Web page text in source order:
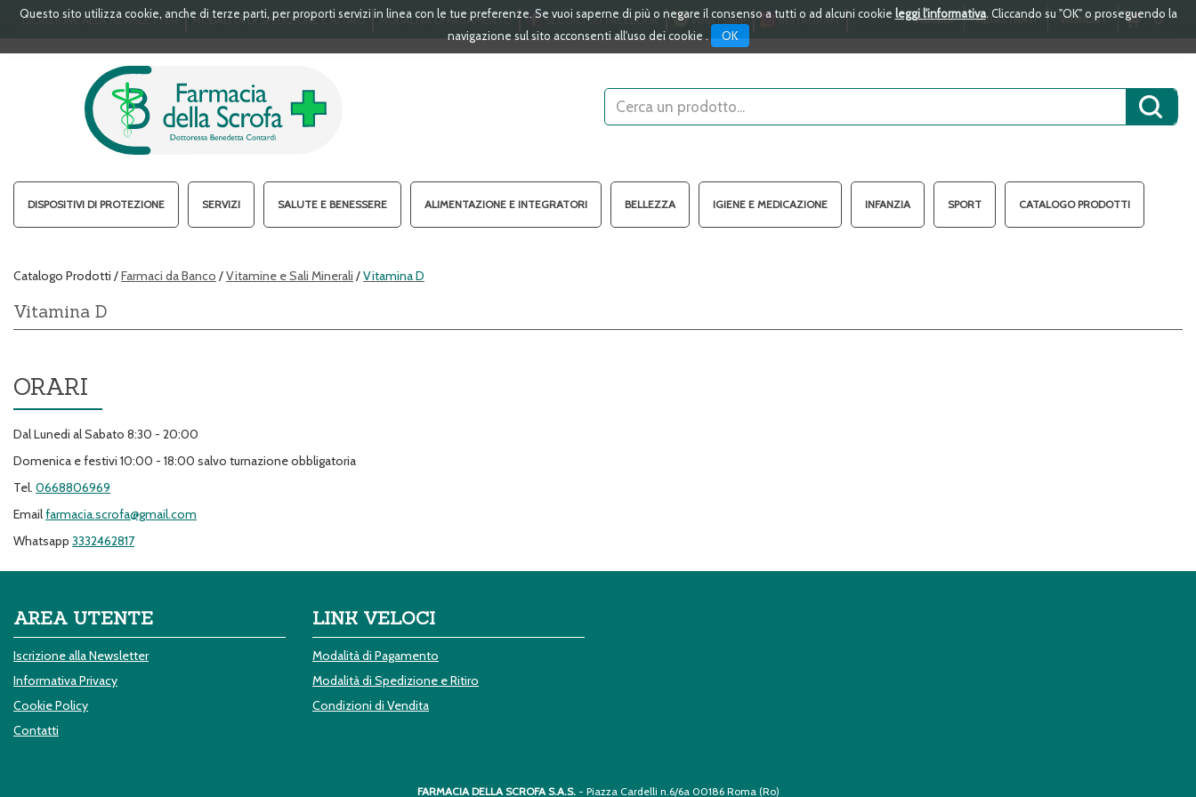
Passa
contenuto
Questo sito utilizza cookie, anche di terze parti, per proporti servizi in linea con le tue preferenze. Se vuoi saperne di più o negare il consenso a tutti o ad alcuni cookie leggi l'informativa. Cliccando su "OK" o proseguendo la
navigazione sul sito acconsenti all'uso dei cookie .
OK
ISCRIZIONE ALLA NEWSLETTER MODALITÀ DI SPEDIZIONE E RITIRO MODALITÀ DI PAGAMENTO SEGUICI SU FACEBOOK WHATSAPP INSTAGRAM ACCEDI REGISTRATI WISHLIST 0
ARTICOLI
INSERITI
Cerca
Prodotto
Cerca
DISPOSITIVI DI PROTEZIONE SERVIZI SALUTE E BENESSERE ALIMENTAZIONE E INTEGRATORI BELLEZZA IGIENE E MEDICAZIONE INFANZIA SPORT CATALOGO PRODOTTI
Catalogo Prodotti /Farmaci da Banco /Vitamine e Sali Minerali /Vitamina D
Vitamina D
ORARI
Dal Lunedi al Sabato 8:30 - 20:00
Domenica e festivi 10:00 - 18:00 salvo turnazione obbligatoria
Tel. 0668806969
Emailfarmacia.scrofa@gmail.com
Whatsapp 3332462817
AREA UTENTE
Iscrizione alla Newsletter
Informativa Privacy
Cookie Policy
Contatti
LINK VELOCI
Modalità di Pagamento
Modalità di Spedizione e Ritiro
Condizioni di Vendita
FARMACIA DELLA SCROFA S.A.S.- Piazza Cardelli n.6/6a 00186 Roma (Ro)